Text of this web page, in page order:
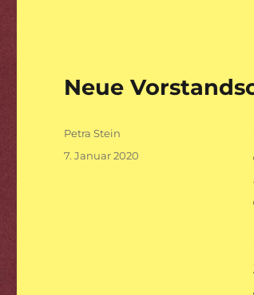
Neue
Autor
Petra Stein
Veröffentlicht
7. Januar 2020